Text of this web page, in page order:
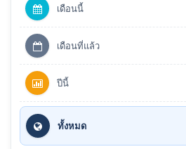
เดือนนี้
เดือนที่แล้ว
ปีนี้
ทั้งหมด